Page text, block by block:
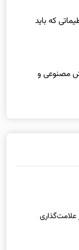
مصنوعی و